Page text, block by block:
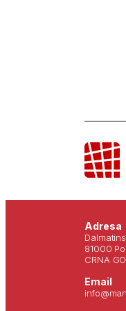
Adresa
81000
CRNA
Email